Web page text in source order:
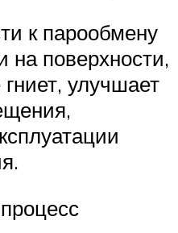
к парообмену
на поверхности,
улучшает